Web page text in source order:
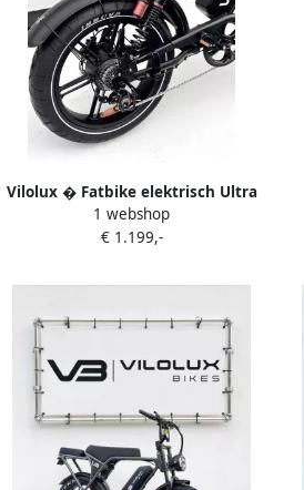
Vilolux � Fatbike elektrisch Ultra
Legaal Rijklaar Niet opvoerbare
fatbikes 2 Jaar garantie Hydraulische
vergrendeling Zwart City banden
1 webshop
€ 1.199,-